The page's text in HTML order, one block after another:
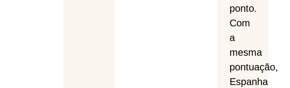
ponto.
Com
a
mesma
pontuação,
Espanha